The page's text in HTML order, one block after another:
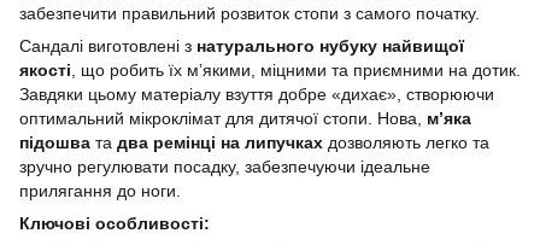
забезпечити правильний розвиток стопи з самого початку.
Сандалі виготовлені з натурального нубуку найвищої
якості , що робить їх м’якими, міцними та приємними на дотик.
Завдяки цьому матеріалу взуття добре «дихає», створюючи
оптимальний мікроклімат для дитячої стопи. Нова, м’яка
підошва та два ремінці на липучках дозволяють легко та
зручно регулювати посадку, забезпечуючи ідеальне
прилягання до ноги.
Ключові особливості: